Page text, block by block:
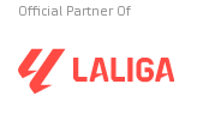
Official Partner Of